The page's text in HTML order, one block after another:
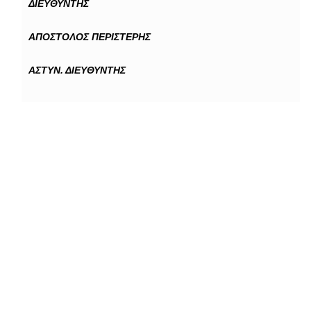
ΔΙΕΥΘΥΝΤΗΣ
ΑΠΟΣΤΟΛΟΣ ΠΕΡΙΣΤΕΡΗΣ
ΑΣΤΥΝ. ΔΙΕΥΘΥΝΤΗΣ